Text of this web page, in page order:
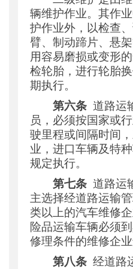
辆维护作业。其作
护作业外，以检查
臂、制动蹄片、悬
用容易磨损或变形
检轮胎，进行轮胎
期执行。
第六条 道路运
员，必须按国家或
驶里程或间隔时间
业，进口车辆及特
规定执行。
第七条 道路运
主选择经道路运输
类以上的汽车维修
险品运输车辆必须
修理条件的维修企业
第八条 经道路